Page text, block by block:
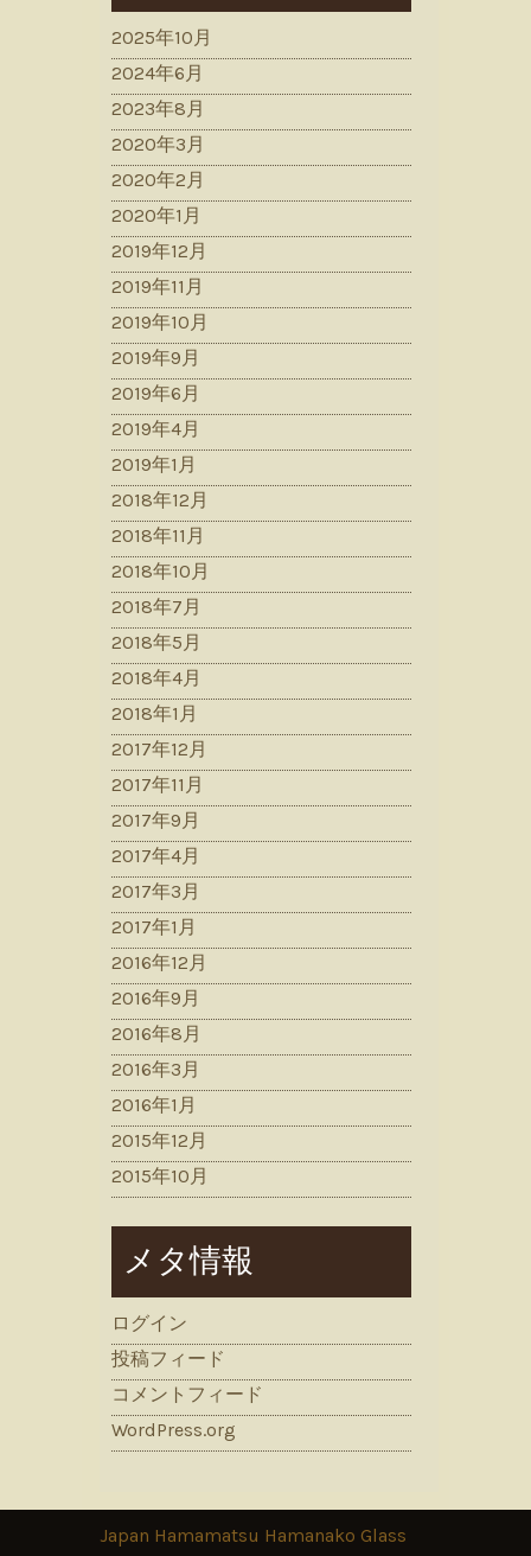
2025年10月
2024年6月
2023年8月
2020年3月
2020年2月
2020年1月
2019年12月
2019年11月
2019年10月
2019年9月
2019年6月
2019年4月
2019年1月
2018年12月
2018年11月
2018年10月
2018年7月
2018年5月
2018年4月
2018年1月
2017年12月
2017年11月
2017年9月
2017年4月
2017年3月
2017年1月
2016年12月
2016年9月
2016年8月
2016年3月
2016年1月
2015年12月
2015年10月
メタ情報
ログイン
投稿フィード
コメントフィード
WordPress.org
Japan Hamamatsu Hamanako Glass